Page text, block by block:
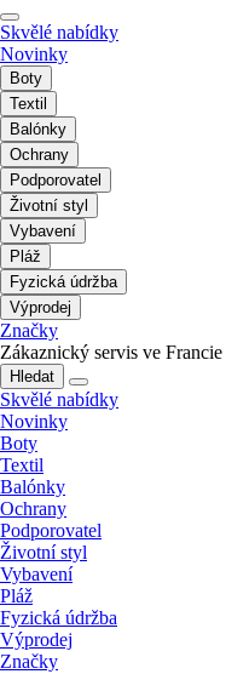
Skvělé nabídky
Novinky
Boty
Textil
Balónky
Ochrany
Podporovatel
Životní styl
Vybavení
Pláž
Fyzická údržba
Výprodej
Značky
Zákaznický servis ve Francie
Hledat
Skvělé nabídky
Novinky
Boty
Textil
Balónky
Ochrany
Podporovatel
Životní styl
Vybavení
Pláž
Fyzická údržba
Výprodej
Značky